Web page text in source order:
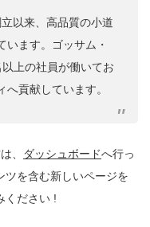
以来、高品質の小道
います。ゴッサム・
上の社員が働いてお
貢献しています。
、 ダッシュボードへ行っ
ツを含む新しいページを
ください !